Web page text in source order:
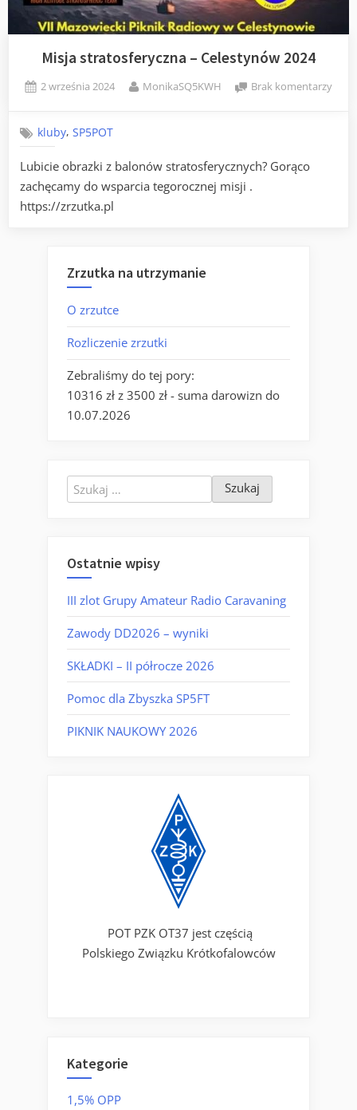
Misja stratosferyczna – Celestynów 2024
Posted
2 września 2024 By
MonikaSQ5KWH Brak komentarzydo
kluby,SP5POT
Lubicie obrazki z balonów stratosferycznych? Gorąco
zachęcamy do wsparcia tegorocznej misji .
https://zrzutka.pl
Zrzutka na utrzymanie
O zrzutce
Rozliczenie zrzutki
Zebraliśmy do tej pory:
10316 zł z 3500 zł - suma darowizn do
10.07.2026
Szukaj:
Ostatnie wpisy
III zlot Grupy Amateur Radio Caravaning
Zawody DD2026 – wyniki
SKŁADKI – II półrocze 2026
Pomoc dla Zbyszka SP5FT
PIKNIK NAUKOWY 2026
POT PZK OT37 jest częścią
Polskiego Związku Krótkofalowców
Kategorie
1,5% OPP